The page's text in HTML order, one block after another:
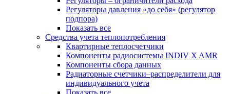
Регуляторы давления «до себя» (регулятор
подпора)
Показать все
Средства учета теплопотребления
Квартирные теплосчетчики
Компоненты радиосистемы INDIV X AMR
Компоненты сбора данных
Радиаторные счетчики–распределители для
индивидуального учета
Показать все